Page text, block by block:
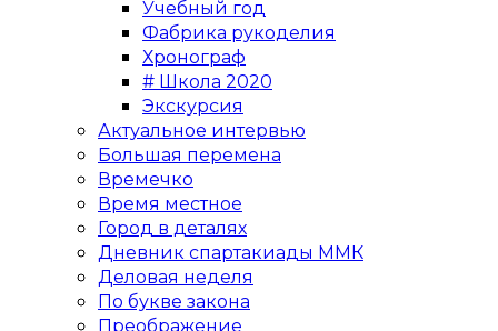
Учебный год
Фабрика рукоделия
Хронограф
# Школа 2020
Экскурсия
Актуальное интервью
Большая перемена
Времечко
Время местное
Город в деталях
Дневник спартакиады ММК
Деловая неделя
По букве закона
Преображение